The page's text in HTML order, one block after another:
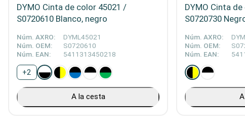
DYMO Cinta de color 45021 /
S0720610 Blanco, negro
Núm. AXRO:
DYML45021
Núm. OEM:
S0720610
Núm. EAN:
5411313450218
+2
A la cesta
DYMO Cinta
S0720730
Núm. AXRO:
Núm. OEM:
Núm. EAN: